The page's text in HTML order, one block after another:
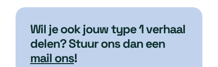
Wil je ook jouw type 1 verhaal
delen? Stuur ons dan een
mail ons!